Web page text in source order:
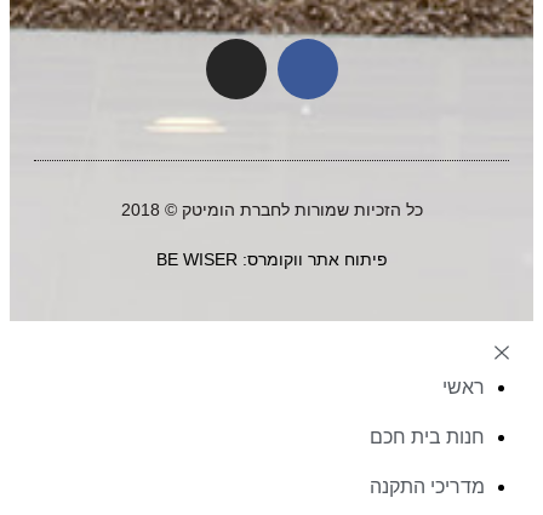
כל הזכיות שמורות לחברת הומיטק © 2018
פיתוח אתר ווקומרס: BE WISER
ראשי
חנות בית חכם
מדריכי התקנה